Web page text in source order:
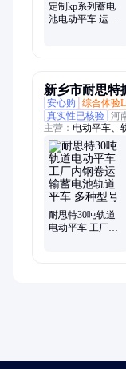
定制kp系列蓄电
池电动平车 运行
新乡市耐思特
安心购
综合体验
真实性已核验 河
主营： 电动平车、
道平车、无轨电
耐思特30吨轨道
电动平车 工厂内